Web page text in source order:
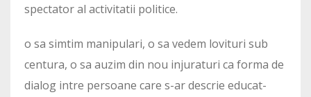
spectator al activitatii politice.
o sa simtim manipulari, o sa vedem lovituri sub
centura, o sa auzim din nou injuraturi ca forma de
dialog intre persoane care s-ar descrie educat-